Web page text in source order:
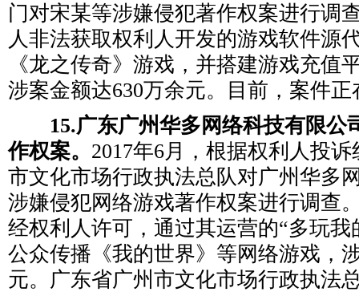
门对宋某等涉嫌侵犯著作权案进行调
人非法获取权利人开发的游戏软件源
《龙之传奇》游戏，并搭建游戏充值
涉案金额达630万余元。目前，案件
15.广东广州华多网络科技有限公
作权案。 2017年6月，根据权利人投
市文化市场行政执法总队对广州华多
涉嫌侵犯网络游戏著作权案进行调查
经权利人许可，通过其运营的“多玩我
公众传播《我的世界》等网络游戏，
元。广东省广州市文化市场行政执法